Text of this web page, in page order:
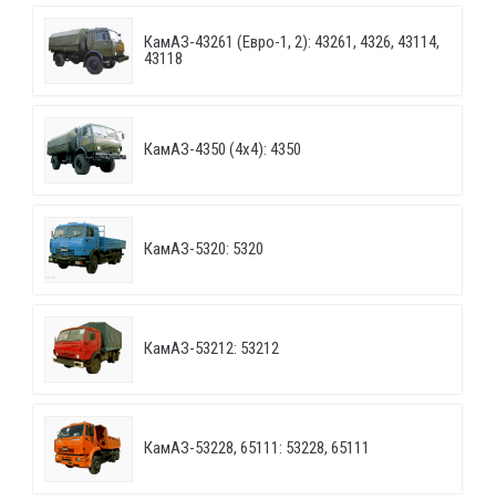
КамАЗ-43261 (Евро-1, 2): 43261, 4326, 43114,
43118
КамАЗ-4350 (4х4): 4350
КамАЗ-5320: 5320
КамАЗ-53212: 53212
КамАЗ-53228, 65111: 53228, 65111